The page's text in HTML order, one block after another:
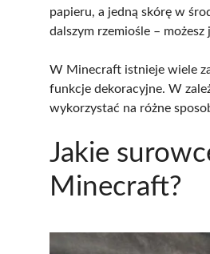
papieru, a jedną skórę w
dalszym rzemiośle –
W Minecraft istnieje wiele
funkcje dekoracyjne. W
wykorzystać na różne
Jakie
Minecraft?